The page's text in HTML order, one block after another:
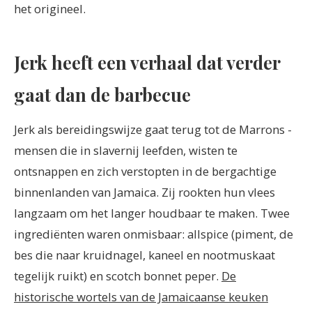
het origineel.
Jerk heeft een verhaal dat verder
gaat dan de barbecue
Jerk als bereidingswijze gaat terug tot de Marrons -
mensen die in slavernij leefden, wisten te
ontsnappen en zich verstopten in de bergachtige
binnenlanden van Jamaica. Zij rookten hun vlees
langzaam om het langer houdbaar te maken. Twee
ingrediënten waren onmisbaar: allspice (piment, de
bes die naar kruidnagel, kaneel en nootmuskaat
tegelijk ruikt) en scotch bonnet peper. De
historische wortels van de Jamaicaanse keuken